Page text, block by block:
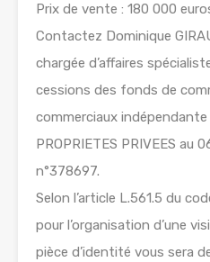
Prix de vente : 180 000
Contactez Dominique
chargée d’affaires
cessions des fonds de
commerciaux indépendante
PROPRIETES PRIVEES au
n°378697.
Selon l’article L.561.5 du
pour l’organisation d’une
pièce d’identité vous sera